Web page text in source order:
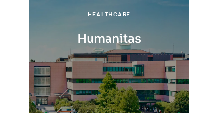
HEALTHCARE
Humanitas